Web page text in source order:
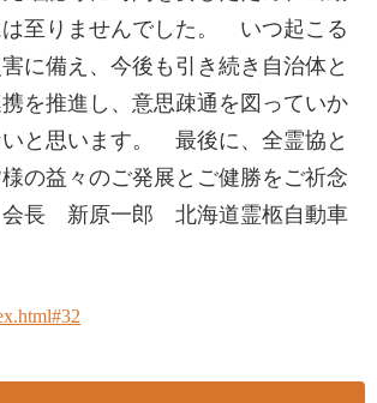
は至りませんでした。 いつ起こる
に備え、今後も引き続き自治体と
を推進し、意思疎通を図っていか
と思います。 最後に、全霊協と
の益々のご発展とご健勝をご祈念
会長 新原一郎 北海道霊柩自動車